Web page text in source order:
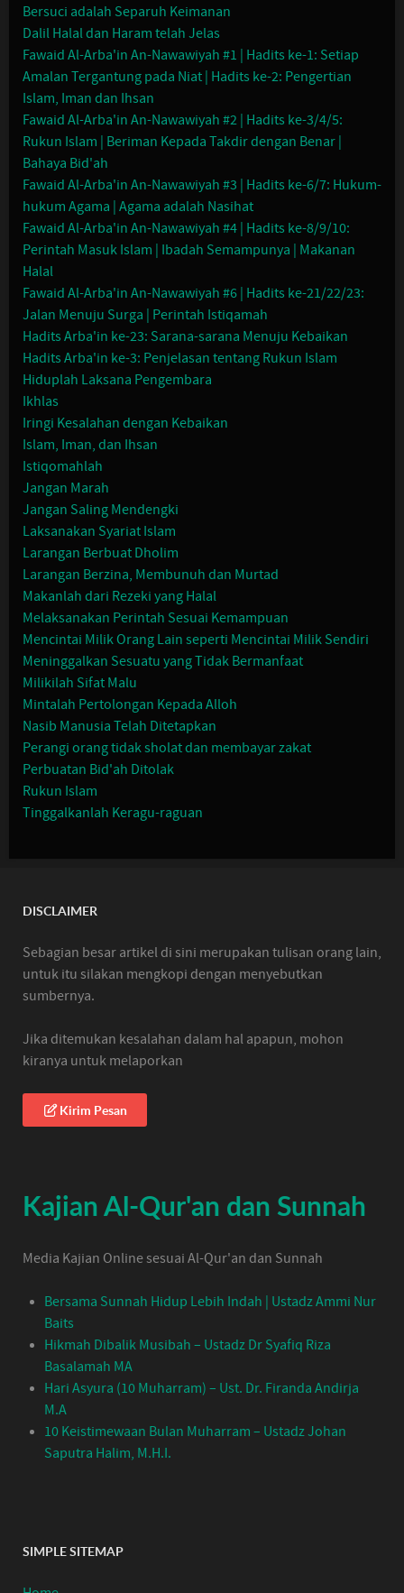
Bersuci adalah Separuh Keimanan
Dalil Halal dan Haram telah Jelas
Fawaid Al-Arba'in An-Nawawiyah #1 | Hadits ke-1: Setiap
Amalan Tergantung pada Niat | Hadits ke-2: Pengertian
Islam, Iman dan Ihsan
Fawaid Al-Arba'in An-Nawawiyah #2 | Hadits ke-3/4/5:
Rukun Islam | Beriman Kepada Takdir dengan Benar |
Bahaya Bid'ah
Fawaid Al-Arba'in An-Nawawiyah #3 | Hadits ke-6/7: Hukum-
hukum Agama | Agama adalah Nasihat
Fawaid Al-Arba'in An-Nawawiyah #4 | Hadits ke-8/9/10:
Perintah Masuk Islam | Ibadah Semampunya | Makanan
Halal
Fawaid Al-Arba'in An-Nawawiyah #6 | Hadits ke-21/22/23:
Jalan Menuju Surga | Perintah Istiqamah
Hadits Arba'in ke-23: Sarana-sarana Menuju Kebaikan
Hadits Arba'in ke-3: Penjelasan tentang Rukun Islam
Hiduplah Laksana Pengembara
Ikhlas
Iringi Kesalahan dengan Kebaikan
Islam, Iman, dan Ihsan
Istiqomahlah
Jangan Marah
Jangan Saling Mendengki
Laksanakan Syariat Islam
Larangan Berbuat Dholim
Larangan Berzina, Membunuh dan Murtad
Makanlah dari Rezeki yang Halal
Melaksanakan Perintah Sesuai Kemampuan
Mencintai Milik Orang Lain seperti Mencintai Milik Sendiri
Meninggalkan Sesuatu yang Tidak Bermanfaat
Milikilah Sifat Malu
Mintalah Pertolongan Kepada Alloh
Nasib Manusia Telah Ditetapkan
Perangi orang tidak sholat dan membayar zakat
Perbuatan Bid'ah Ditolak
Rukun Islam
Tinggalkanlah Keragu-raguan
DISCLAIMER
Sebagian besar artikel di sini merupakan tulisan orang lain,
untuk itu silakan mengkopi dengan menyebutkan
sumbernya.
Jika ditemukan kesalahan dalam hal apapun, mohon
kiranya untuk melaporkan
Kirim Pesan
Kajian Al-Qur'an dan Sunnah
Media Kajian Online sesuai Al-Qur'an dan Sunnah
Bersama Sunnah Hidup Lebih Indah | Ustadz Ammi Nur
Baits
Hikmah Dibalik Musibah – Ustadz Dr Syafiq Riza
Basalamah MA
Hari Asyura (10 Muharram) – Ust. Dr. Firanda Andirja
M.A
10 Keistimewaan Bulan Muharram – Ustadz Johan
Saputra Halim, M.H.I.
SIMPLE SITEMAP